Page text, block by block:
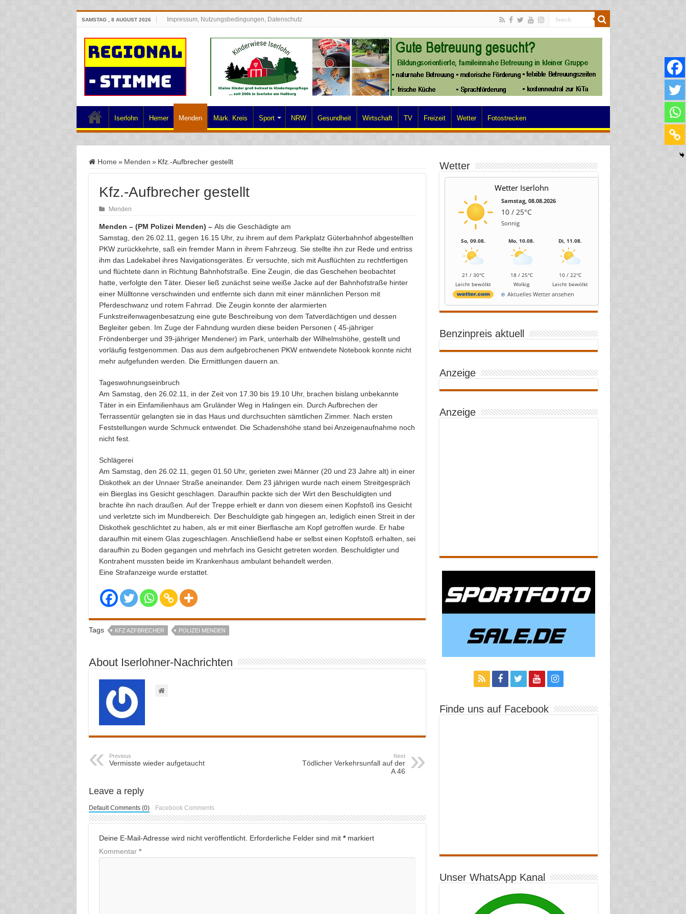
SAMSTAG , 8 AUGUST 2026 Impressum, Nutzungsbedingungen, Datenschutz
Iserlohn Hemer Menden Märk. Kreis Sport NRW Gesundheit Wirtschaft TV Freizeit Wetter Fotostrecken
Home » Menden » Kfz.-Aufbrecher gestellt
Kfz.-Aufbrecher gestellt
Menden
Menden – (PM Polizei Menden) – Als die Geschädigte am
Samstag, den 26.02.11, gegen 16.15 Uhr, zu ihrem auf dem Parkplatz Güterbahnhof abgestellten
PKW zurückkehrte, saß ein fremder Mann in ihrem Fahrzeug. Sie stellte ihn zur Rede und entriss
ihm das Ladekabel ihres Navigationsgerätes. Er versuchte, sich mit Ausflüchten zu rechtfertigen
und flüchtete dann in Richtung Bahnhofstraße. Eine Zeugin, die das Geschehen beobachtet
hatte, verfolgte den Täter. Dieser ließ zunächst seine weiße Jacke auf der Bahnhofstraße hinter
einer Mülltonne verschwinden und entfernte sich dann mit einer männlichen Person mit
Pferdeschwanz und rotem Fahrrad. Die Zeugin konnte der alarmierten
Funkstreifenwagenbesatzung eine gute Beschreibung von dem Tatverdächtigen und dessen
Begleiter geben. Im Zuge der Fahndung wurden diese beiden Personen ( 45-jähriger
Fröndenberger und 39-jähriger Mendener) im Park, unterhalb der Wilhelmshöhe, gestellt und
vorläufig festgenommen. Das aus dem aufgebrochenen PKW entwendete Notebook konnte nicht
mehr aufgefunden werden. Die Ermittlungen dauern an.
Tageswohnungseinbruch
Am Samstag, den 26.02.11, in der Zeit von 17.30 bis 19.10 Uhr, brachen bislang unbekannte
Täter in ein Einfamilienhaus am Gruländer Weg in Halingen ein. Durch Aufbrechen der
Terrassentür gelangten sie in das Haus und durchsuchten sämtlichen Zimmer. Nach ersten
Feststellungen wurde Schmuck entwendet. Die Schadenshöhe stand bei Anzeigenaufnahme noch
nicht fest.
Schlägerei
Am Samstag, den 26.02.11, gegen 01.50 Uhr, gerieten zwei Männer (20 und 23 Jahre alt) in einer
Diskothek an der Unnaer Straße aneinander. Dem 23 jährigen wurde nach einem Streitgespräch
ein Bierglas ins Gesicht geschlagen. Daraufhin packte sich der Wirt den Beschuldigten und
brachte ihn nach draußen. Auf der Treppe erhielt er dann von diesem einen Kopfstoß ins Gesicht
und verletzte sich im Mundbereich. Der Beschuldigte gab hingegen an, lediglich einen Streit in der
Diskothek geschlichtet zu haben, als er mit einer Bierflasche am Kopf getroffen wurde. Er habe
daraufhin mit einem Glas zugeschlagen. Anschließend habe er selbst einen Kopfstoß erhalten, sei
daraufhin zu Boden gegangen und mehrfach ins Gesicht getreten worden. Beschuldigter und
Kontrahent mussten beide im Krankenhaus ambulant behandelt werden.
Eine Strafanzeige wurde erstattet.
Tags KFZ AZFBRECHER POLIZEI MENDEN
About Iserlohner-Nachrichten
Previous
Vermisste wieder aufgetaucht
Next
Tödlicher Verkehrsunfall auf der
A 46
Leave a reply
Default Comments (0) Facebook Comments
Deine E-Mail-Adresse wird nicht veröffentlicht. Erforderliche Felder sind mit *markiert
Kommentar *
Wetter
Wetter Iserlohn
Samstag, 08.08.2026
10 / 25°C
Sonnig
So, 09.08.
21 / 30°C
Leicht bewölkt
Mo, 10.08.
18 / 25°C
Wolkig
Di, 11.08.
10 / 22°C
Leicht bewölkt
Aktuelles Wetter ansehen
Benzinpreis aktuell
Anzeige
Anzeige
Finde uns auf Facebook
Unser WhatsApp Kanal